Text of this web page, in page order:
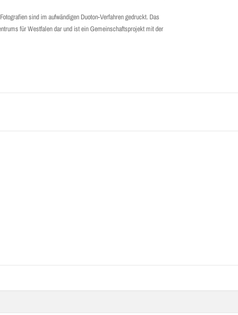
sind im aufwändigen Duoton-Verfahren gedruckt. Das
für Westfalen dar und ist ein Gemeinschaftsprojekt mit der